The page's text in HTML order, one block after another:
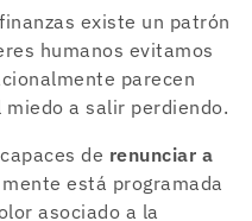
existe un patrón
humanos evitamos
parecen
miedo a salir perdiendo.
de renunciar a
está programada
asociado a la